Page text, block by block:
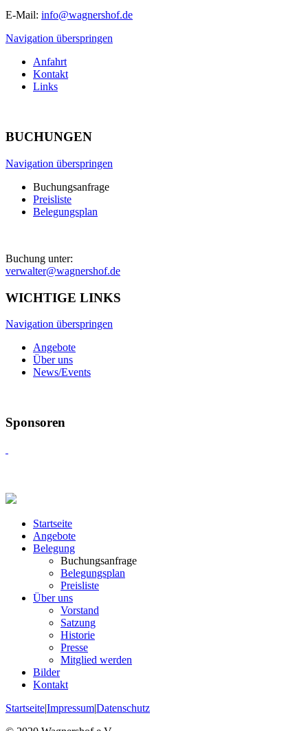
E-Mail: info@wagnershof.de
Navigation überspringen
Anfahrt
Kontakt
Links
BUCHUNGEN
Navigation überspringen
Buchungsanfrage
Preisliste
Belegungsplan
Buchung unter:
verwalter@wagnershof.de
WICHTIGE LINKS
Navigation überspringen
Angebote
Über uns
News/Events
Sponsoren
Startseite
Angebote
Belegung
Buchungsanfrage
Belegungsplan
Preisliste
Über uns
Vorstand
Satzung
Historie
Presse
Mitglied werden
Bilder
Kontakt
Startseite|Impressum|Datenschutz